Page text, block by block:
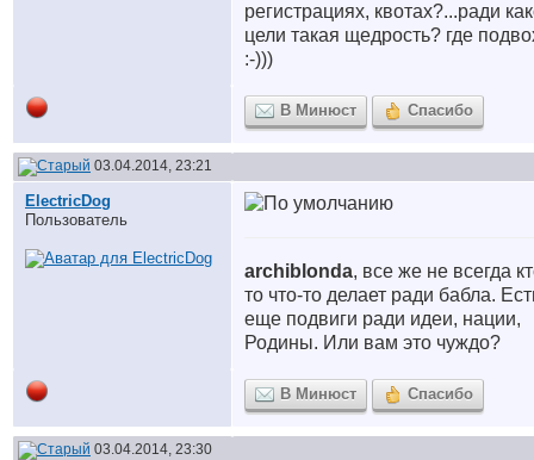
регистрациях, квотах?...ради
цели такая щедрость? где
:-)))
В Минюст Спасибо
03.04.2014, 23:21
ElectricDog
Пользователь
archiblonda, все же не всегда
то что-то делает ради бабла.
еще подвиги ради идеи, нации,
Родины. Или вам это чуждо?
В Минюст Спасибо
03.04.2014, 23:30